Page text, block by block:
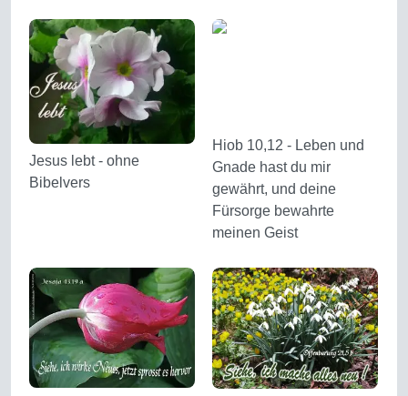
Jesus lebt - ohne
Bibelvers
Hiob 10,12 - Leben und
Gnade hast du mir
gewährt, und deine
Fürsorge bewahrte
meinen Geist